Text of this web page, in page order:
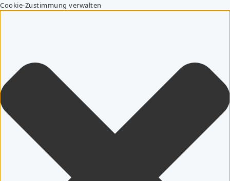
Cookie-Zustimmung verwalten